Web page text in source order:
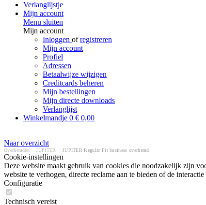
Verlanglijstje
Mijn account
Menu sluiten
Mijn account
Inloggen ofregistreren
Mijn account
Profiel
Adressen
Betaalwijze wijzigen
Creditcards beheren
Mijn bestellingen
Mijn directe downloads
Verlanglijst
Winkelmandje 0 € 0,00
Naar overzicht
Overhemden JUPITER JUPITER Regular Fit business overhemd
Cookie-instellingen
Deze website maakt gebruik van cookies die noodzakelijk zijn
website te verhogen, directe reclame aan te bieden of de
Configuratie
Technisch vereist